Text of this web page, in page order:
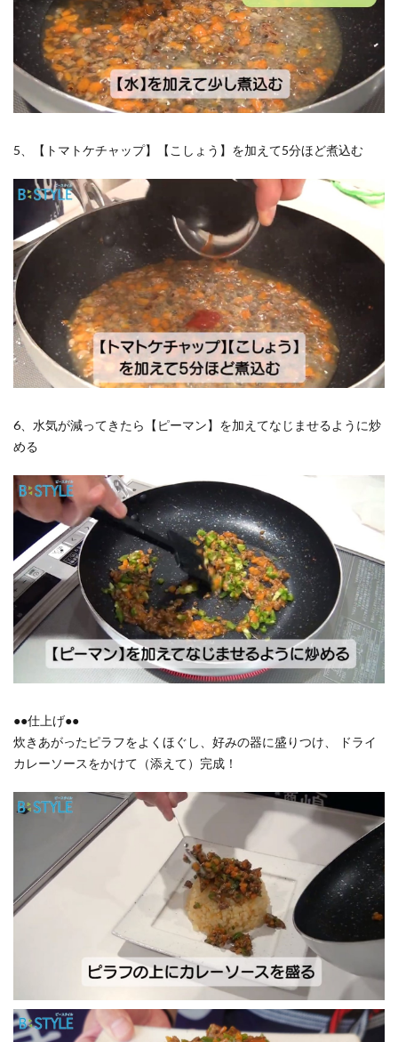
5、【トマトケチャップ】【こしょう】を加えて5分ほど煮込む
6、水気が減ってきたら【ピーマン】を加えてなじませるように炒
める
●●仕上げ●●
炊きあがったピラフをよくほぐし、好みの器に盛りつけ、 ドライ
カレーソースをかけて（添えて）完成！